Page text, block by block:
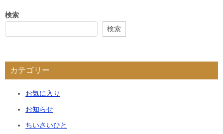
検索
検索
カテゴリー
お気に入り
お知らせ
ちいさいひと